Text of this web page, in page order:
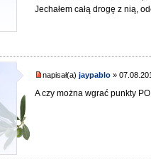
Jechałem całą drogę z nią,
napisał(a)jaypablo »
A czy można wgrać punkty